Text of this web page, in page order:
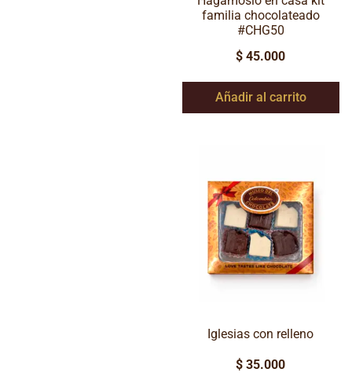
familia chocolateado
#CHG50
$ 45.000
Añadir al carrito
Iglesias con relleno
$ 35.000